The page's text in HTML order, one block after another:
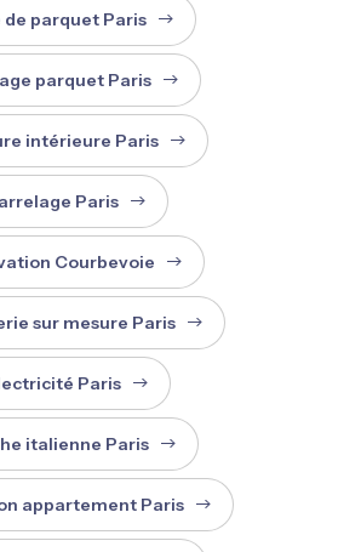
de parquet Paris
parquet Paris
intérieure Paris
Paris
Courbevoie
sur mesure Paris
Paris
italienne Paris
appartement Paris